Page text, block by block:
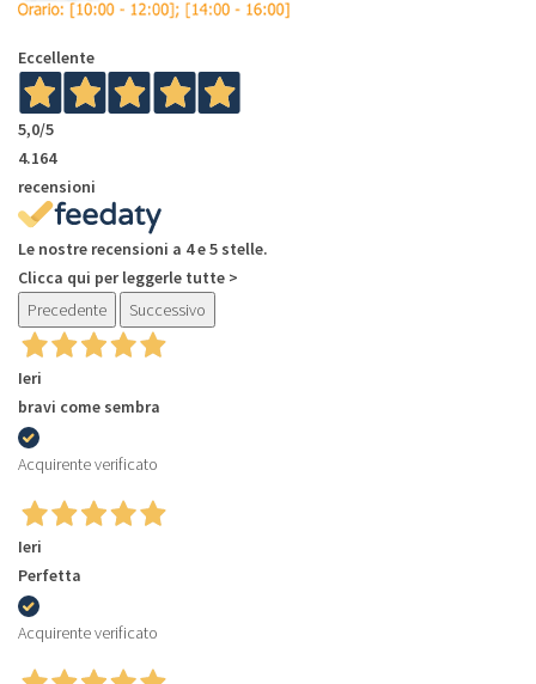
Eccellente
5,0/5
4.164
recensioni
Le nostre recensioni a 4 e 5 stelle.
Clicca qui per leggerle tutte >
Precedente
Successivo
Ieri
bravi come sembra
Acquirente verificato
Ieri
Perfetta
Acquirente verificato